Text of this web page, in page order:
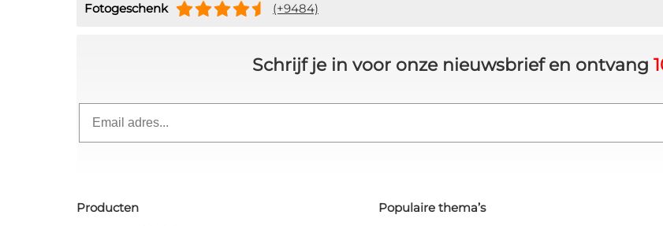
Fotogeschenk (+9484)
Schrijf je in voor onze nieuwsbrief en ontvang
Producten
Populaire thema’s